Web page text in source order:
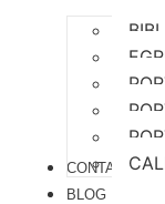
CONTATO
BLOG